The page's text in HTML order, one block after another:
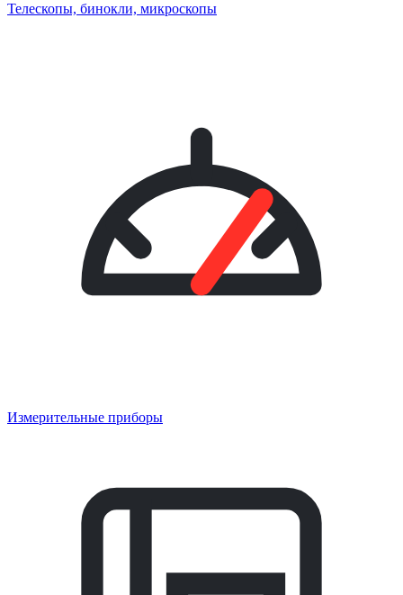
Телескопы, бинокли, микроскопы
Измерительные приборы